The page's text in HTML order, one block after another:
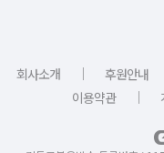
회사소개 ｜ 후원안내
이용약관
｜